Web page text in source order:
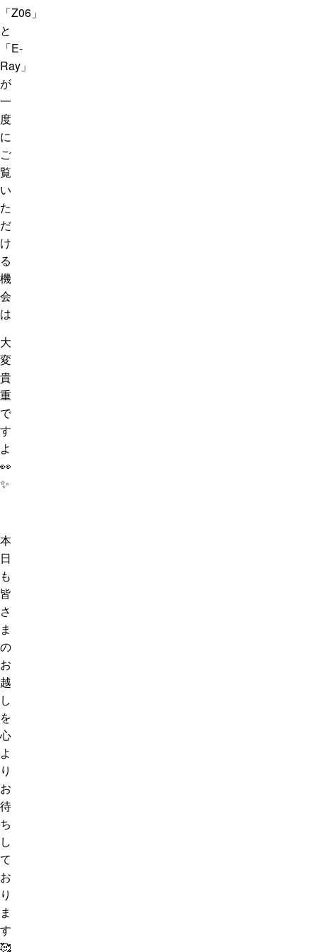
「Z06」
と
「E-
Ray」
が
一
度
に
ご
覧
い
た
だ
け
る
機
会
は
大
変
貴
重
で
す
よ
👀
✨
本
日
も
皆
さ
ま
の
お
越
し
を
心
よ
り
お
待
ち
し
て
お
り
ま
す
🥰